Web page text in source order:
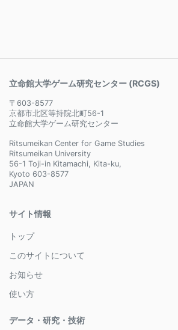
立命館大学ゲーム研究センター (RCGS)
〒603-8577
京都市北区等持院北町56-1
立命館大学ゲーム研究センター
Ritsumeikan Center for Game Studies
Ritsumeikan University
56-1 Toji-in Kitamachi, Kita-ku,
Kyoto 603-8577
JAPAN
サイト情報
トップ
このサイトについて
お知らせ
使い方
データ・研究・技術